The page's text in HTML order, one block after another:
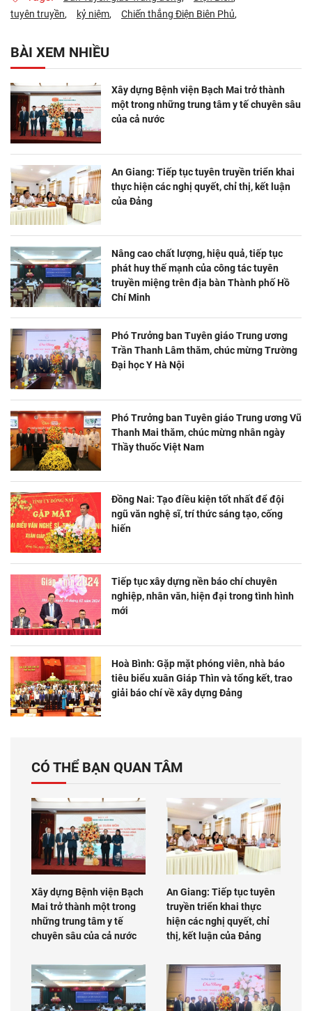
tuyên truyền
kỷ niệm Chiến thắng Điện Biên Phủ
BÀI XEM NHIỀU
Xây dựng Bệnh viện Bạch Mai trở thành
một trong những trung tâm y tế chuyên sâu
của cả nước
An Giang: Tiếp tục tuyên truyền triển khai
thực hiện các nghị quyết, chỉ thị, kết luận
của Đảng
Nâng cao chất lượng, hiệu quả, tiếp tục
phát huy thế mạnh của công tác tuyên
truyền miệng trên địa bàn Thành phố Hồ
Chí Minh
Phó Trưởng ban Tuyên giáo Trung ương
Trần Thanh Lâm thăm, chúc mừng Trường
Đại học Y Hà Nội
Phó Trưởng ban Tuyên giáo Trung ương Vũ
Thanh Mai thăm, chúc mừng nhân ngày
Thầy thuốc Việt Nam
Đồng Nai: Tạo điều kiện tốt nhất để đội
ngũ văn nghệ sĩ, trí thức sáng tạo, cống
hiến
Tiếp tục xây dựng nền báo chí chuyên
nghiệp, nhân văn, hiện đại trong tình hình
mới
Hoà Bình: Gặp mặt phóng viên, nhà báo
tiêu biểu xuân Giáp Thìn và tổng kết, trao
giải báo chí về xây dựng Đảng
CÓ THỂ BẠN QUAN TÂM
Xây dựng Bệnh viện Bạch
Mai trở thành một trong
những trung tâm y tế
chuyên sâu của cả nước
An Giang: Tiếp tục tuyên
truyền triển khai thực
hiện các nghị quyết, chỉ
thị, kết luận của Đảng